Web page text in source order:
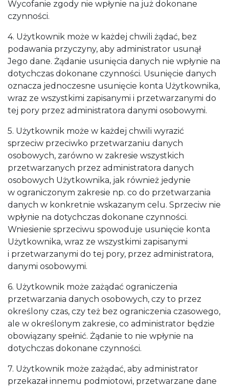
Wycofanie zgody nie wpłynie na już dokonane
czynności.
4. Użytkownik może w każdej chwili żądać, bez
podawania przyczyny, aby administrator usunął
Jego dane. Żądanie usunięcia danych nie wpłynie na
dotychczas dokonane czynności. Usunięcie danych
oznacza jednoczesne usunięcie konta Użytkownika,
wraz ze wszystkimi zapisanymi i przetwarzanymi do
tej pory przez administratora danymi osobowymi.
5. Użytkownik może w każdej chwili wyrazić
sprzeciw przeciwko przetwarzaniu danych
osobowych, zarówno w zakresie wszystkich
przetwarzanych przez administratora danych
osobowych Użytkownika, jak również jedynie
w ograniczonym zakresie np. co do przetwarzania
danych w konkretnie wskazanym celu. Sprzeciw nie
wpłynie na dotychczas dokonane czynności.
Wniesienie sprzeciwu spowoduje usunięcie konta
Użytkownika, wraz ze wszystkimi zapisanymi
i przetwarzanymi do tej pory, przez administratora,
danymi osobowymi.
6. Użytkownik może zażądać ograniczenia
przetwarzania danych osobowych, czy to przez
określony czas, czy też bez ograniczenia czasowego,
ale w określonym zakresie, co administrator będzie
obowiązany spełnić. Żądanie to nie wpłynie na
dotychczas dokonane czynności.
7. Użytkownik może zażądać, aby administrator
przekazał innemu podmiotowi, przetwarzane dane